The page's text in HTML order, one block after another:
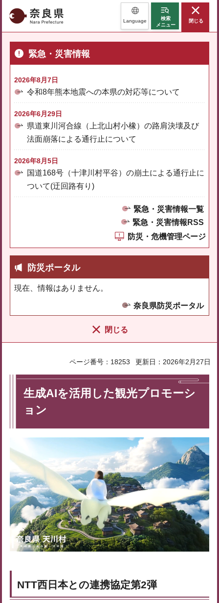
奈良県 Language
検索
メニュー
閉じる
緊急・災害情報
2026年8月7日
令和8年熊本地震への本県の対応等について
2026年6月29日
県道東川河合線（上北山村小橡）の路肩決壊及び
法面崩落による通行止について
2026年8月5日
国道168号（十津川村平谷）の崩土による通行止に
ついて(迂回路有り)
緊急・災害情報一覧
緊急・災害情報RSS
防災・危機管理ページ
防災ポータル
現在、情報はありません。
奈良県防災ポータル
閉じる
ページ番号：18253 更新日：2026年2月27日
生成AIを活用した観光プロモーシ
ョン
NTT西日本との連携協定第2弾